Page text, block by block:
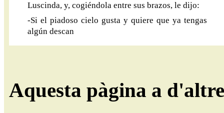
Luscinda, y, cogiéndola entre sus brazos, le dijo:
-Si el piadoso cielo gusta y quiere que ya tengas
algún descan
Aquesta pàgina a